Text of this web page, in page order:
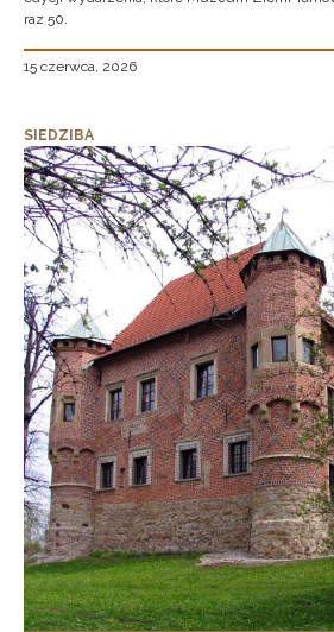
raz 50.
15 czerwca, 2026
SIEDZIBA